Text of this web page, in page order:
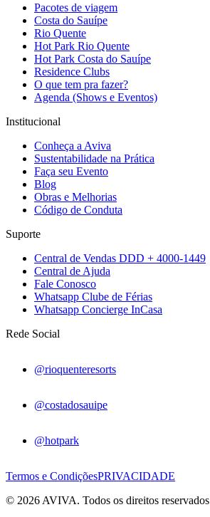
Pacotes de viagem
Costa do Sauípe
Rio Quente
Hot Park Rio Quente
Hot Park Costa do Sauípe
Residence Clubs
O que tem pra fazer?
Agenda (Shows e Eventos)
Institucional
Conheça a Aviva
Sustentabilidade na Prática
Faça seu Evento
Blog
Obras e Melhorias
Código de Conduta
Suporte
Central de Vendas DDD + 4000-1449
Central de Ajuda
Fale Conosco
Whatsapp Clube de Férias
Whatsapp Concierge InCasa
Rede Social
@rioquenteresorts
@costadosauipe
@hotpark
Termos e CondiçõesPRIVACIDADE
© 2026 AVIVA. Todos os direitos reservados